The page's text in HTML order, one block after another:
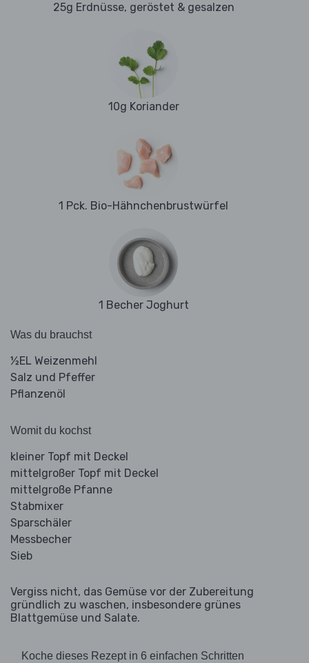
25g Erdnüsse, geröstet & gesalzen
10g Koriander
1 Pck. Bio-Hähnchenbrustwürfel
1 Becher Joghurt
Was du brauchst
½EL Weizenmehl
Salz und Pfeffer
Pflanzenöl
Womit du kochst
kleiner Topf mit Deckel
mittelgroßer Topf mit Deckel
mittelgroße Pfanne
Stabmixer
Sparschäler
Messbecher
Sieb
Vergiss nicht, das Gemüse vor der Zubereitung
gründlich zu waschen, insbesondere grünes
Blattgemüse und Salate.
Koche dieses Rezept in 6 einfachen Schritten